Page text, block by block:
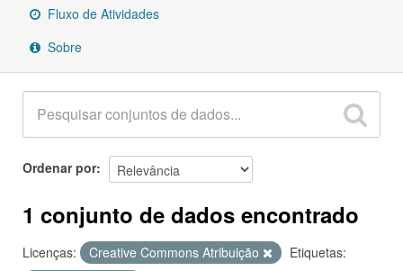
SobreFluxo de Atividades
Sobre
Ordenar por
1 conjunto de dados encontrado
Licenças: Creative Commons Atribuição
Etiquetas: